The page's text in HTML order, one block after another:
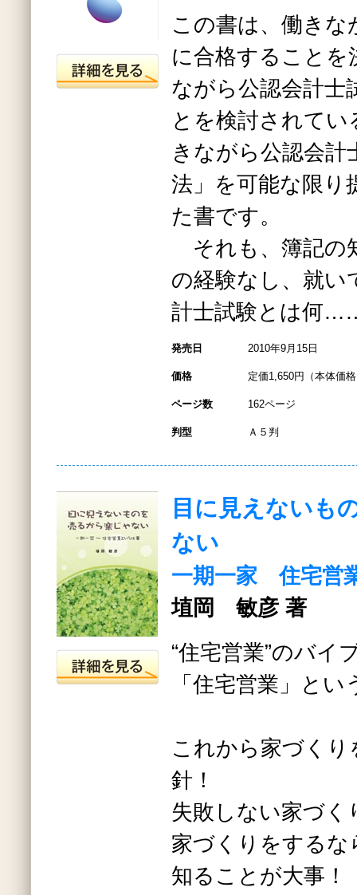
この書は、働きな
に合格することを
ながら公認会計士
とを検討されて
きながら公認会計
法」を可能な限り
た書です。
それも、簿記の
の経験なし、就い
計士試験とは何
発売日 2010年9月15日
価格 定価1,650円（本体価
ページ数 162ページ
判型 Ａ５判
目に見えないも
ない
一期一家 住宅営
埴岡 敏彦 著
“住宅営業”のバイ
「住宅営業」と
これから家づく
針！
失敗しない家づく
家づくりをするな
知ることが大事！